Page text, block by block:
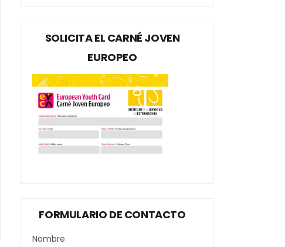
SOLICITA EL CARNÉ JOVEN
EUROPEO
FORMULARIO DE CONTACTO
Nombre